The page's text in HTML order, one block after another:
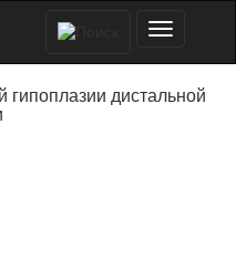
дистальной